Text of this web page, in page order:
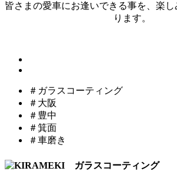
皆さまの愛車にお逢いできる事を、楽
ります。
＃ガラスコーティング
＃大阪
＃豊中
＃箕面
＃車磨き